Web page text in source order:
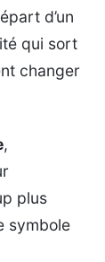
d’un
qui sort
changer
,
plus
symbole